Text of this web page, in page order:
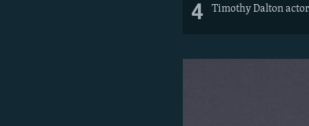
4 Timothy Dalton actor